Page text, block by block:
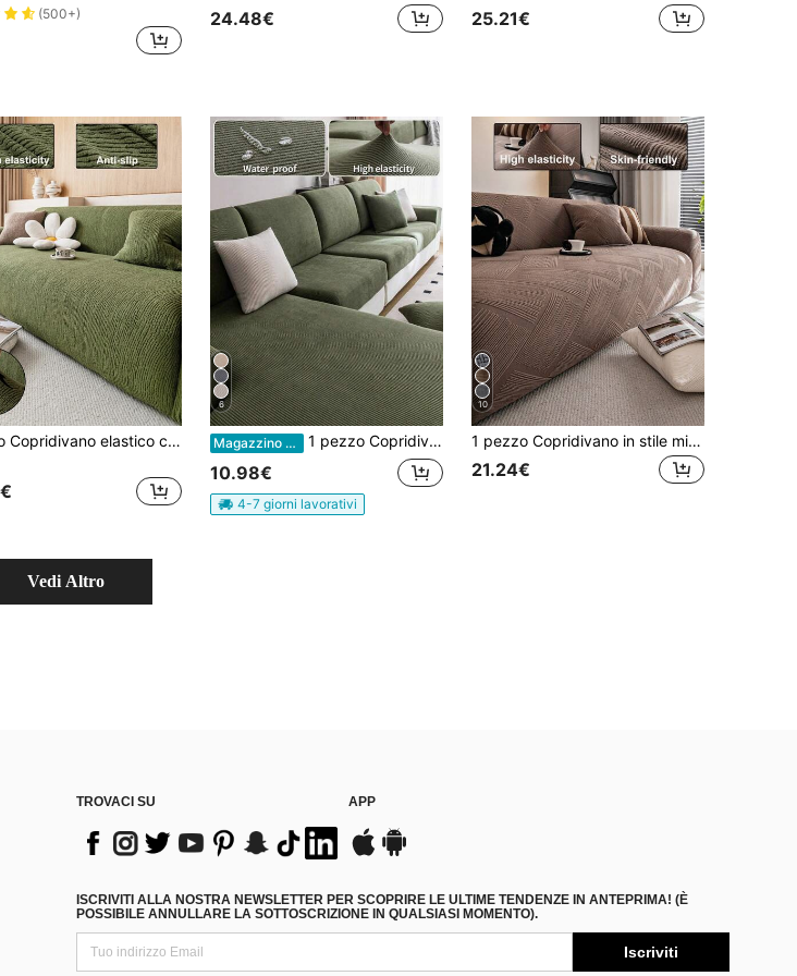
(500+) 24.48€ 25.21€
1 pezzo Copridivano elastico classico con design a cuscino a forma di T, fodera in poliestere lavabile in lavatrice con proprietà antibatteriche e morbide, adatto per divani singoli/a due posti/a tre posti/a quattro posti, decorazione per le vacanze
6
Magazzino EU 1 pezzo Copridivano elastico jacquard impermeabile, copridivano antiscivolo minimalista moderno, adatto per divani a forma di L e da 1/2/3/4 posti, per tutte le stagioni
10.98€
4-7 giorni lavorativi
10
1 pezzo Copridivano in stile minimalista, jacquard tinta unita, elasticizzato e con copertura completa, adatto per animali domestici, antiscivolo, anti-sporco e anti-graffio, adatto per tutte le stagioni, lavabile in lavatrice, ideale per decorare la casa in occasione di feste e traslochi
21.24€
Vedi Altro
TROVACI SU APP
ISCRIVITI ALLA NOSTRA NEWSLETTER PER SCOPRIRE LE ULTIME TENDENZE IN ANTEPRIMA! (È
POSSIBILE ANNULLARE LA SOTTOSCRIZIONE IN QUALSIASI MOMENTO).
Iscriviti